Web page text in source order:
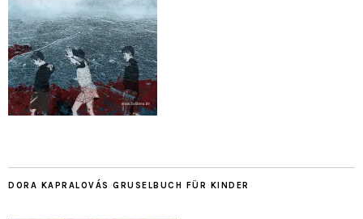
DORA KAPRALOVÁS GRUSELBUCH FÜR KINDER